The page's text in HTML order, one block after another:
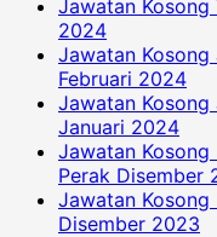
Jawatan Kosong
2024
Jawatan Kosong
Februari 2024
Jawatan Kosong
Januari 2024
Jawatan Kosong
Perak Disember
Jawatan
Disember 2023